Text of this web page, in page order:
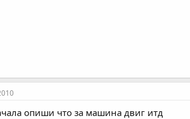
опиши что за машина двиг итд